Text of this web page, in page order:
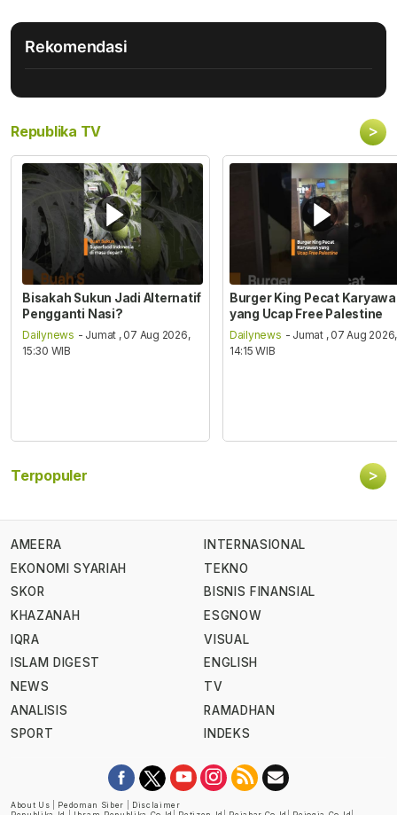
Rekomendasi
Republika TV >
Bisakah Sukun Jadi Alternatif
Pengganti Nasi?
Dailynews - Jumat , 07 Aug 2026,
15:30 WIB
Burger King Pecat
yang Ucap Free Palestine
Dailynews - Jumat , 07 Aug 2026,
14:15 WIB
Terpopuler >
AMEERA
EKONOMI SYARIAH
SKOR
KHAZANAH
IQRA
ISLAM DIGEST
NEWS
ANALISIS
SPORT
INTERNASIONAL
TEKNO
BISNIS FINANSIAL
ESGNOW
VISUAL
ENGLISH
TV
RAMADHAN
INDEKS
About Us Pedoman Siber
Disclaimer